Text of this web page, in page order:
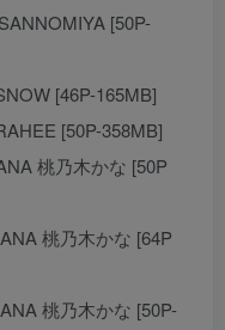
[50P-
[46P-165MB]
[50P-358MB]
桃乃木かな [50P
桃乃木かな [64P
桃乃木かな [50P-